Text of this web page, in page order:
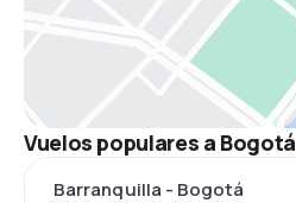
Vuelos populares a Bogotá
Barranquilla - Bogotá